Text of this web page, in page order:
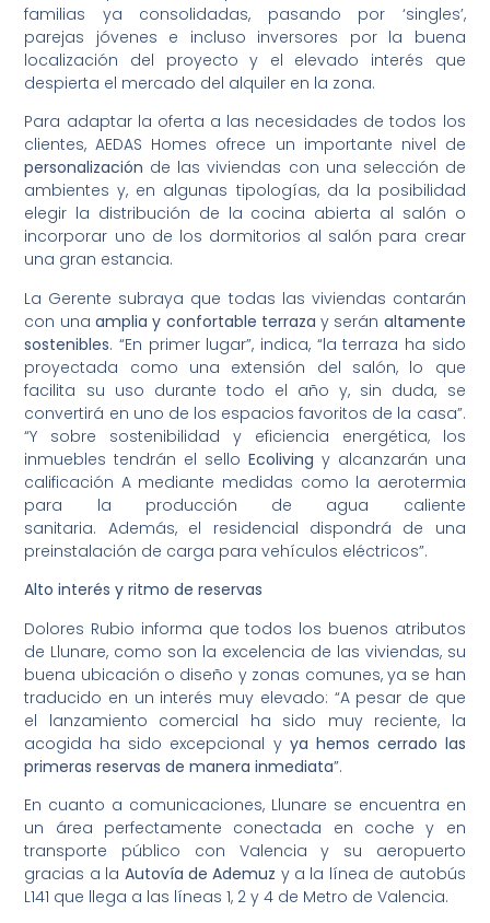
familias ya consolidadas, pasando por ‘singles’,
parejas jóvenes e incluso inversores por la buena
localización del proyecto y el elevado interés que
despierta el mercado del alquiler en la zona.
Para adaptar la oferta a las necesidades de todos los
clientes, AEDAS Homes ofrece un importante nivel de
personalización de las viviendas con una selección de
ambientes y, en algunas tipologías, da la posibilidad
elegir la distribución de la cocina abierta al salón o
incorporar uno de los dormitorios al salón para crear
una gran estancia.
La Gerente subraya que todas las viviendas contarán
con una amplia y confortable terraza y serán altamente
sostenibles. “En primer lugar”, indica, “la terraza ha sido
proyectada como una extensión del salón, lo que
facilita su uso durante todo el año y, sin duda, se
convertirá en uno de los espacios favoritos de la casa”.
“Y sobre sostenibilidad y eficiencia energética, los
inmuebles tendrán el sello Ecoliving y alcanzarán una
calificación A mediante medidas como la aerotermia
para la producción de agua caliente
sanitaria. Además, el residencial dispondrá de una
preinstalación de carga para vehículos eléctricos”.
Alto interés y ritmo de reservas
Dolores Rubio informa que todos los buenos atributos
de Llunare, como son la excelencia de las viviendas, su
buena ubicación o diseño y zonas comunes, ya se han
traducido en un interés muy elevado: “A pesar de que
el lanzamiento comercial ha sido muy reciente, la
acogida ha sido excepcional y ya hemos cerrado las
primeras reservas de manera inmediata”.
En cuanto a comunicaciones, Llunare se encuentra en
un área perfectamente conectada en coche y en
transporte público con Valencia y su aeropuerto
gracias a la Autovía de Ademuz y a la línea de autobús
L141 que llega a las líneas 1, 2 y 4 de Metro de Valencia.